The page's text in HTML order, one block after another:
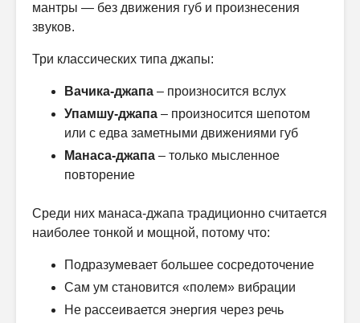
мантры — без движения губ и произнесения
звуков.
Три классических типа джапы:
Вачика-джапа – произносится вслух
Упамшу-джапа – произносится шепотом
или с едва заметными движениями губ
Манаса-джапа – только мысленное
повторение
Среди них манаса-джапа традиционно считается
наиболее тонкой и мощной, потому что:
Подразумевает большее сосредоточение
Сам ум становится «полем» вибрации
Не рассеивается энергия через речь